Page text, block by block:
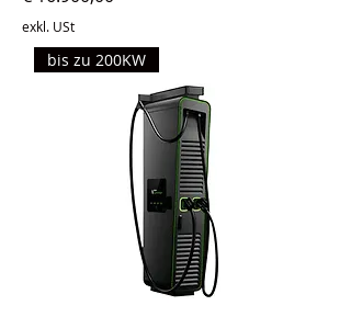
exkl. USt
bis zu 200KW